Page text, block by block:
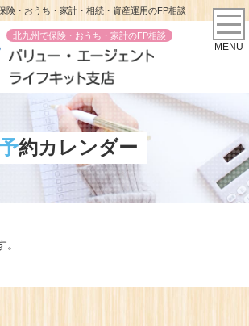
険・おうち・家計・相続・資産運用のFP相談
北九州で保険・おうち・家計のFP相談
MENU
予約カレンダー